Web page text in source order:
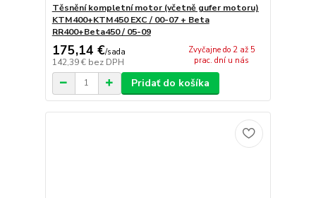
Těsnění kompletní motor (včetně gufer motoru)
KTM400+KTM450 EXC / 00-07 + Beta
RR400+Beta450 / 05-09
175,14 €/sada
142,39 € bez DPH
Zvyčajne do 2 až 5
prac. dní u nás
Pridať do košíka